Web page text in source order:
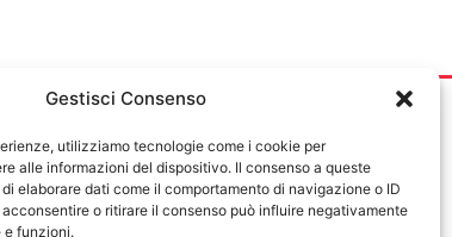
Gestisci Consenso
utilizziamo tecnologie come i cookie per
alle informazioni del dispositivo. Il consenso a queste
elaborare dati come il comportamento di navigazione o ID
o ritirare il consenso può influire negativamente
e funzioni.